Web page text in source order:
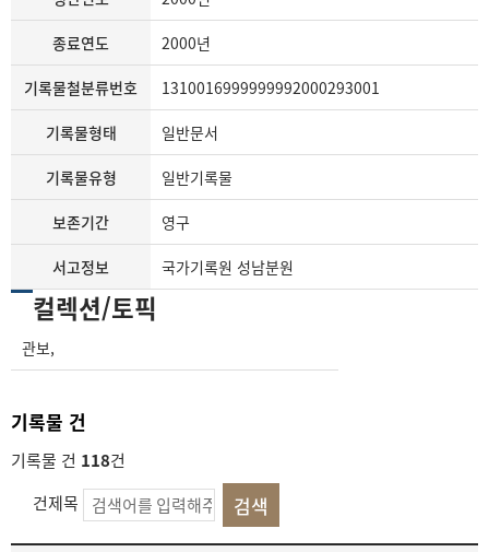
종료연도 2000년
기록물철분류번호 1310016999999992000293001
기록물형태 일반문서
기록물유형 일반기록물
보존기간 영구
서고정보 국가기록원 성남분원
컬렉션/토픽
관보,
기록물 건
기록물 건 118건
건제목